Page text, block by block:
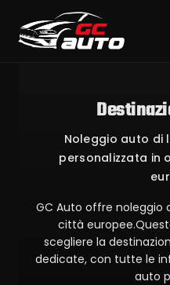
Noleggio auto di
personalizzata in
GC Auto offre noleggio
città
scegliere la
dedicate, con tutte le
auto